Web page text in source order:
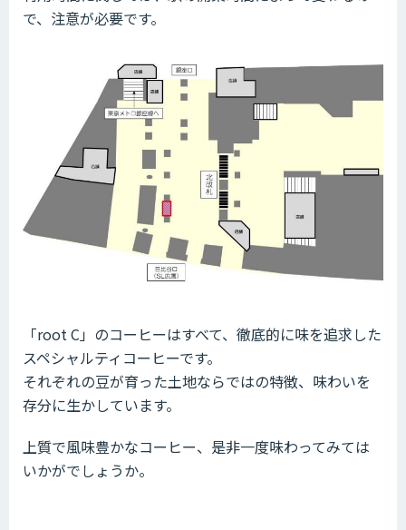
で、注意が必要です。
「root C」のコーヒーはすべて、徹底的に味を追求した
スペシャルティコーヒーです。
それぞれの豆が育った土地ならではの特徴、味わいを
存分に生かしています。
上質で風味豊かなコーヒー、是非一度味わってみては
いかがでしょうか。